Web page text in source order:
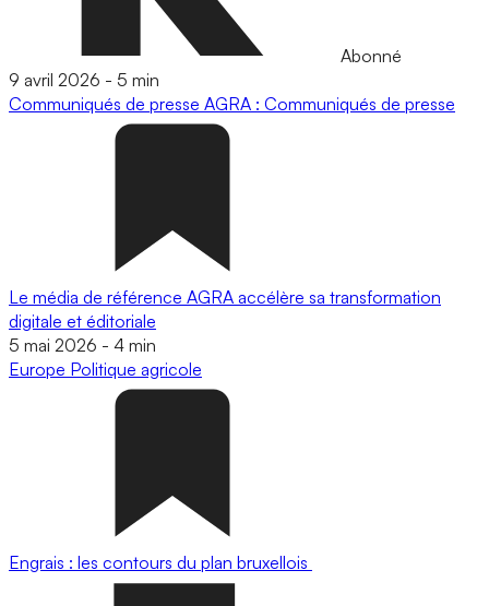
Abonné
9 avril 2026 - 5 min
Communiqués de presse AGRA : Communiqués de presse
Le média de référence AGRA accélère sa transformation
digitale et éditoriale
5 mai 2026 - 4 min
Europe Politique agricole
Engrais : les contours du plan bruxellois